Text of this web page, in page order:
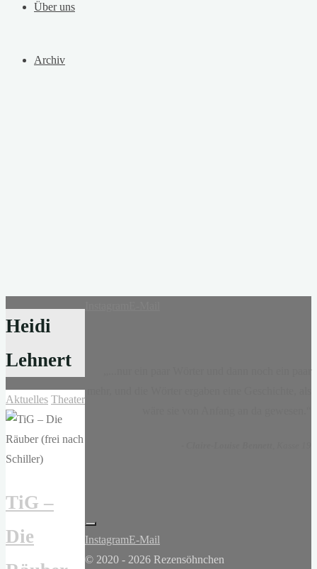
Über uns
Archiv
Heidi
Lehnert
Aktuelles Theater
TiG –
Die
InstagramE-Mail
© 2020 - 2026 Rezensöhnchen